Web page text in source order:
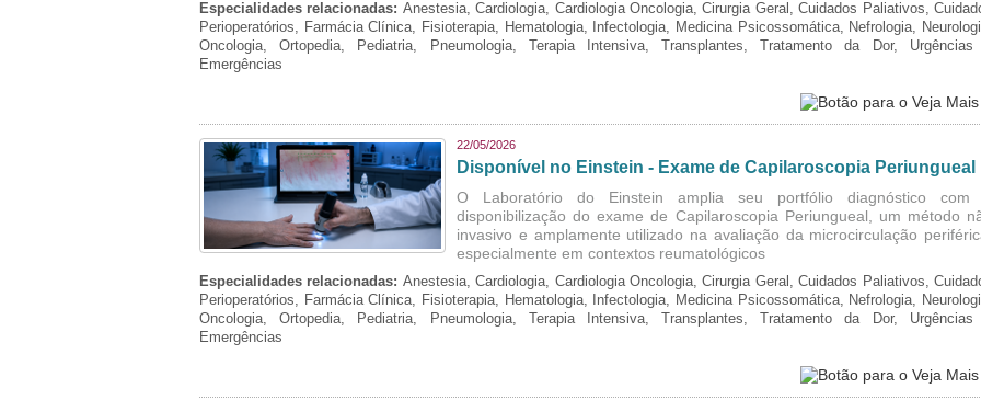
Especialidades relacionadas: Anestesia, Cardiologia, Cardiologia Oncologia, Cirurgia Geral, Cuidados Paliativos,
Perioperatórios, Farmácia Clínica, Fisioterapia, Hematologia, Infectologia, Medicina Psicossomática, Nefrologia,
Oncologia, Ortopedia, Pediatria, Pneumologia, Terapia Intensiva, Transplantes, Tratamento da Dor,
Emergências
22/05/2026
Disponível no Einstein - Exame de Capilaroscopia Periungueal
O Laboratório do Einstein amplia seu portfólio diagnóstico com
disponibilização do exame de Capilaroscopia Periungueal, um método
invasivo e amplamente utilizado na avaliação da microcirculação
especialmente em contextos reumatológicos
Especialidades relacionadas: Anestesia, Cardiologia, Cardiologia Oncologia, Cirurgia Geral, Cuidados Paliativos,
Perioperatórios, Farmácia Clínica, Fisioterapia, Hematologia, Infectologia, Medicina Psicossomática, Nefrologia,
Oncologia, Ortopedia, Pediatria, Pneumologia, Terapia Intensiva, Transplantes, Tratamento da Dor,
Emergências